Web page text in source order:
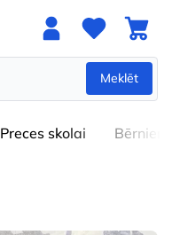
Meklēt
Preces skolai Bērniem